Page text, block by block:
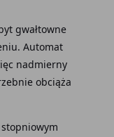
gwałtowne
Automat
nadmierny
obciąża